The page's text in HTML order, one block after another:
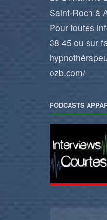
Saint-Roch à
Pour toutes
38 45 ou sur
ozb.com/
PODCASTS